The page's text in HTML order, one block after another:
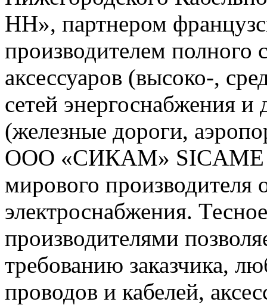
НН», партнером
производителем полного
аксессуаров (высоко-,
сетей энергоснабжения
(железные дороги,
ООО «СИКАМ» SICAME
мирового производителя
электроснабжения.
производителями
требованию заказчика,
проводов и кабелей,